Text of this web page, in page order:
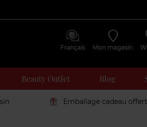
Français Mon magasin
Beauty Outlet Blog
Emballage cadeau offert